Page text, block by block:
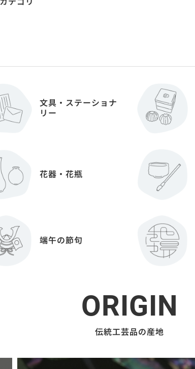
文具・ステーショナ
リー
花器・花瓶
端午の節句
ORIGIN
伝統工芸品の産地